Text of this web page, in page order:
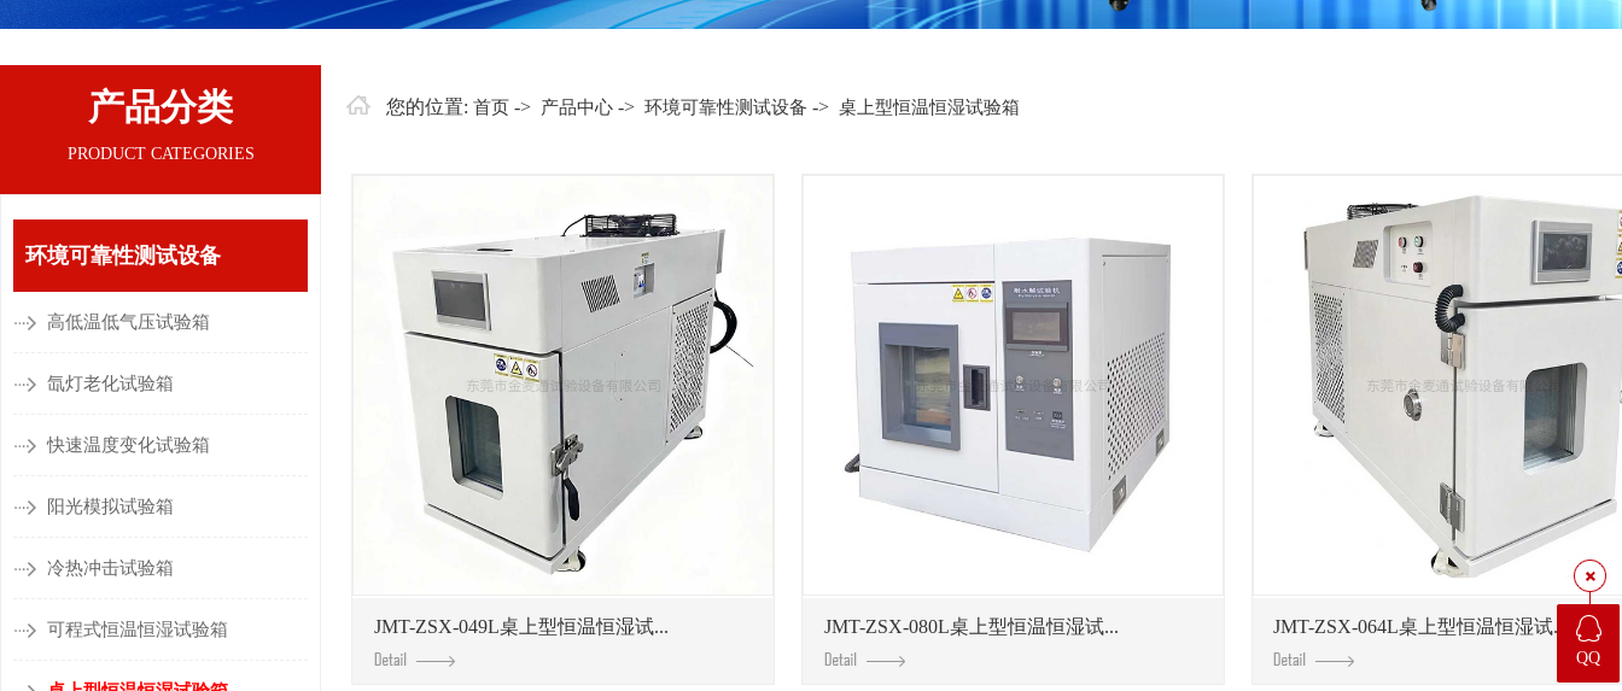
产品分类
PRODUCT CATEGORIES
环境可靠性测试设备
高低温低气压试验箱
氙灯老化试验箱
快速温度变化试验箱
阳光模拟试验箱
冷热冲击试验箱
可程式恒温恒湿试验箱
您的位置: 首页 -> 产品中心 -> 环境可靠性测试设备 -> 桌上型恒温恒湿试验箱
JMT-ZSX-049L桌上型恒温恒湿试... JMT-ZSX-080L桌上型恒温恒湿试... JMT-ZSX-064L桌上型恒温恒湿试...
QQ